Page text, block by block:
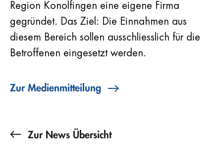
Region Konolfingen eine eigene Firma
gegründet. Das Ziel: Die Einnahmen aus
diesem Bereich sollen ausschliesslich für die
Betroffenen eingesetzt werden.
Zur Medienmitteilung
Zur News Übersicht